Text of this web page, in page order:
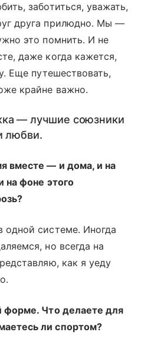
заботиться, уважать,
друга прилюдно. Мы—
это помнить. И не
даже когда кажется,
Еще путешествовать,
крайне важно.
— лучшие союзники
любви.
вместе— и дома, и на
на фоне этого
системе. Иногда
но всегда на
как я уеду
форме. Что делаете для
ли спортом?